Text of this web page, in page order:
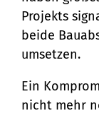
Projekts
beide
umsetzen.
Ein
nicht mehr